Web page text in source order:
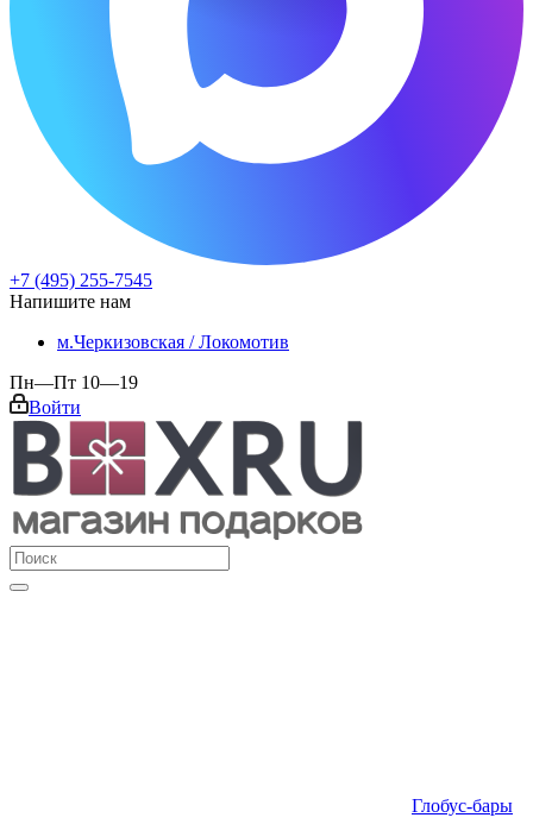
+7 (495) 255-7545
Напишите нам
м.Черкизовская / Локомотив
Пн—Пт 10—19
Войти
Глобус-бары